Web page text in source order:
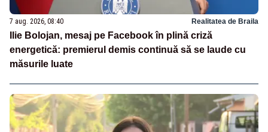
7 aug. 2026, 08:40 Realitatea de Braila
Ilie Bolojan, mesaj pe Facebook în plină criză
energetică: premierul demis continuă să se laude cu
măsurile luate